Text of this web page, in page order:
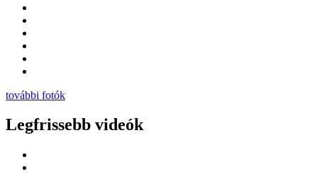
további fotók
Legfrissebb videók